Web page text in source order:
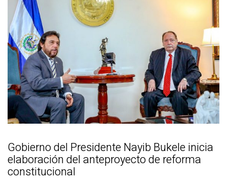
Gobierno del Presidente Nayib Bukele inicia
elaboración del anteproyecto de reforma
constitucional